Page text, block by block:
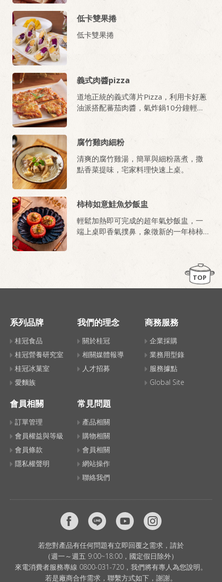
低卡雙果捲
低卡雙果捲
義式肉醬pizza
道地正統的義式薄片Pizza，利用卡好蔥
油派搭配蕃茄肉醬，氣炸鍋10分鐘輕鬆
腐竹雞肉細粉
清爽的腐竹雞湯，簡單與細粉蒸煮，撒
點香菜提味，宅家料理快速上桌。
柿柿如意鮭魚炒飯盅
輕鬆加熱即可完成的超年氣炒飯盅，一
端上桌即香氣撲鼻，象徵新的一年柿柿
TOP
系列品牌
桂冠食品
桂冠營養研究室
桂冠冰菓室
愛麵族
我們的理念
關於桂冠
相關媒體報導
人才招募
商務服務
企業採購
業務用型錄
服務據點
Global Site
會員相關
訂單管理
會員權益與等級
會員條款
隱私權聲明
常見問題
產品相關
購物相關
會員相關
網站操作
聯絡我們
若您對產品有任何問題有立即回覆之需求，請於
（週一～週五 9:00~18:00，國定假日除外）
來電消費者服務專線 0800-031-720，我們將有專人為您說明。
若是廠商合作需求，聯繫方式如下，謝謝。